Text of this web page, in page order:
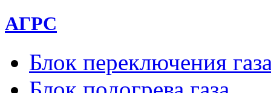
АГРС
Блок переключения